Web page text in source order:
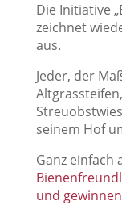
Die Initiative
zeichnet
aus.
Jeder, der
seinem Hof
Ganz einfach
und